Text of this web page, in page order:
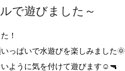
で遊びました～
！
っぱいで水遊びを楽しみました🌞
ように気を付けて遊びます☺️🔫